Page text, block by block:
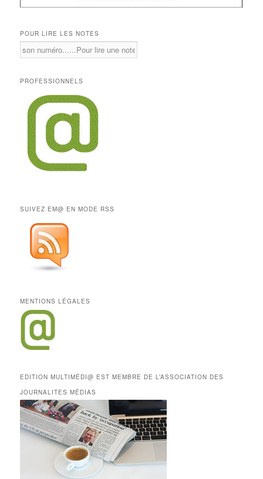
POUR LIRE LES NOTES
PROFESSIONNELS
SUIVEZ EM@ EN MODE RSS
MENTIONS LÉGALES
EDITION MULTIMÉDI@ EST MEMBRE DE L’ASSOCIATION DES
JOURNALITES MÉDIAS